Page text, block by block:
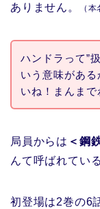
ありません。
（
ハンドラって”
いう意味があ
いね！まんま
局員からは ＜鋼
んて呼ばれてい
初登場は2巻の6